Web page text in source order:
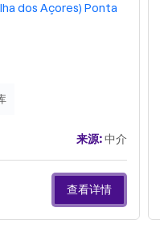
dos Açores) Ponta
来源:中介
查看详情